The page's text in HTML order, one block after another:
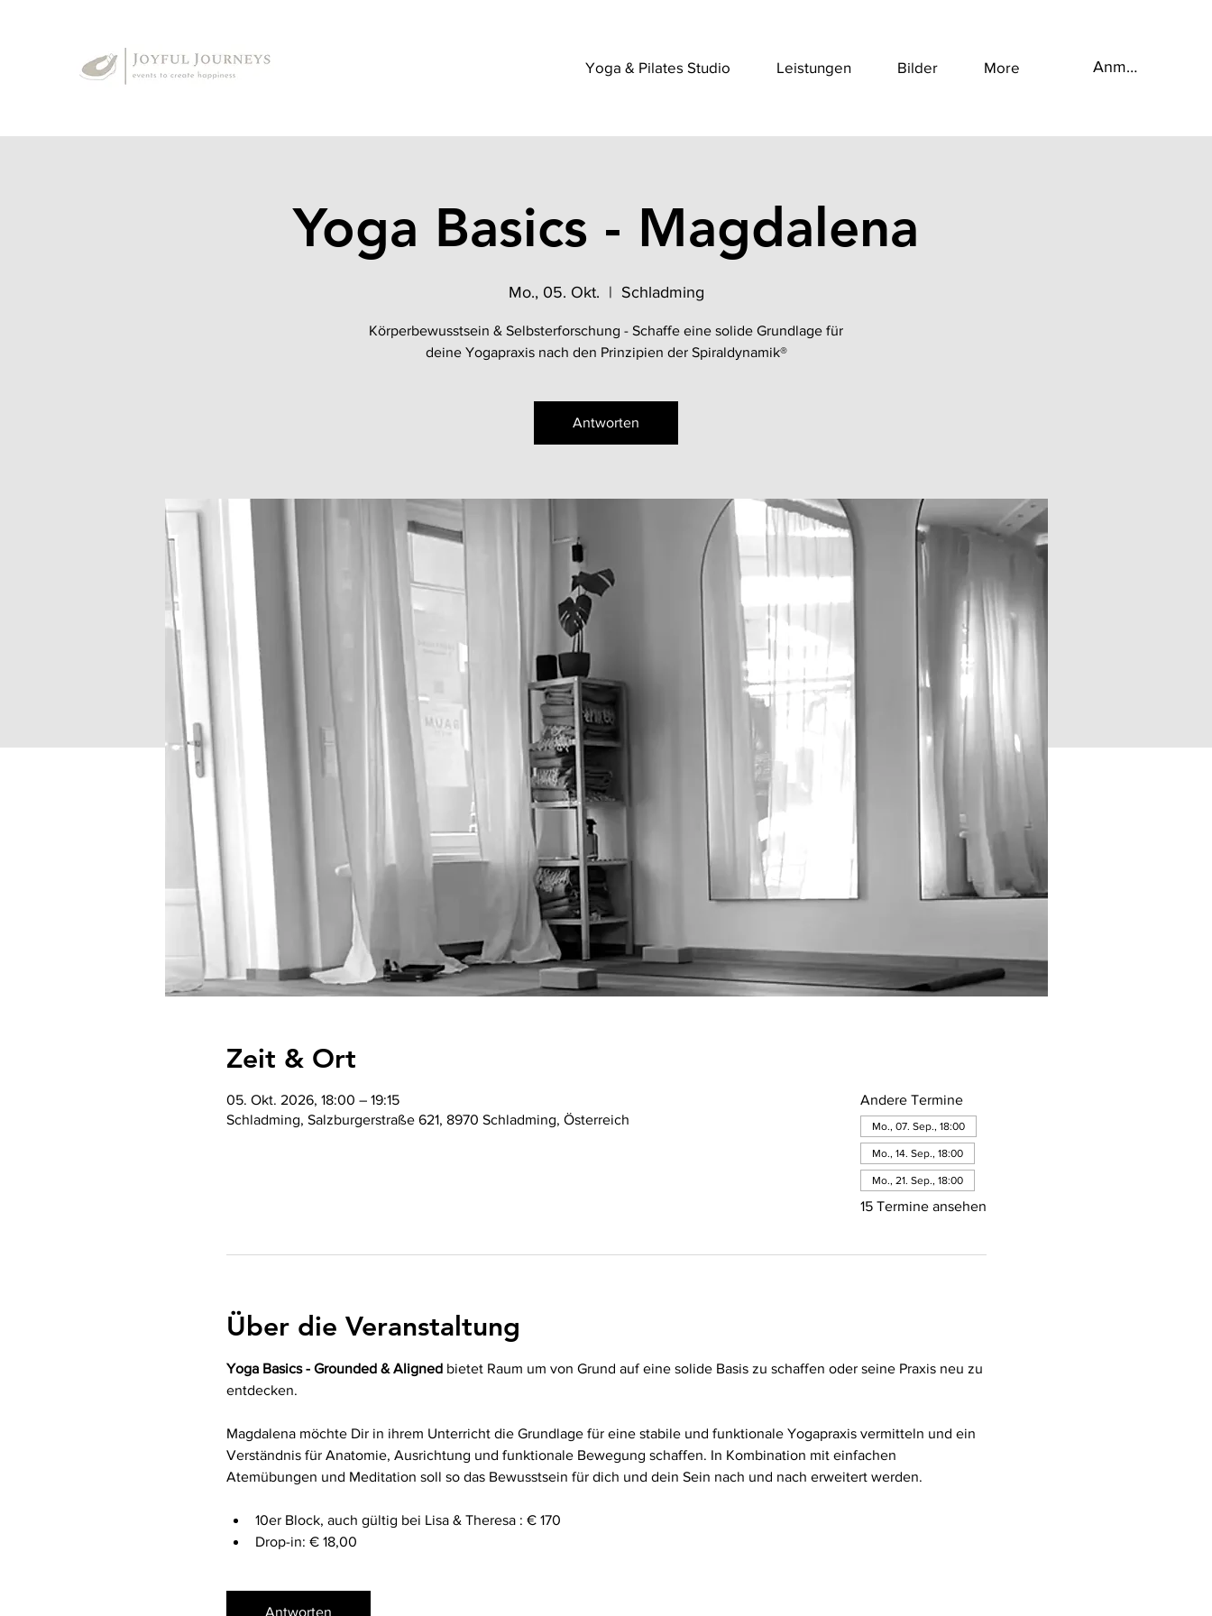
Yoga & Pilates Studio Leistungen Bilder More Anmelden
Yoga Basics - Magdalena
Mo., 05. Okt.
  |
Schladming
Körperbewusstsein & Selbsterforschung - Schaffe eine solide Grundlage für
deine Yogapraxis nach den Prinzipien der Spiraldynamik®
Antworten
Zeit & Ort
05. Okt. 2026, 18:00 – 19:15
Schladming, Salzburgerstraße 621, 8970 Schladming, Österreich
Andere Termine
Mo., 07. Sep., 18:00
Mo., 14. Sep., 18:00
Mo., 21. Sep., 18:00
15 Termine ansehen
Über die Veranstaltung
Yoga Basics - Grounded & Aligned bietet Raum um von Grund auf eine solide Basis zu schaffen oder seine Praxis neu zu
entdecken.
Magdalena möchte Dir in ihrem Unterricht die Grundlage für eine stabile und funktionale Yogapraxis vermitteln und ein
Verständnis für Anatomie, Ausrichtung und funktionale Bewegung schaffen. In Kombination mit einfachen
Atemübungen und Meditation soll so das Bewusstsein für dich und dein Sein nach und nach erweitert werden.
10er Block, auch gültig bei Lisa & Theresa : € 170
Drop-in: € 18,00
Antworten